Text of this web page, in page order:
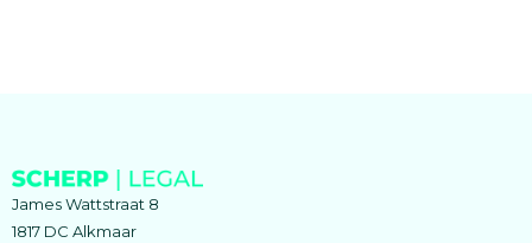
James Wattstraat 8
1817 DC Alkmaar